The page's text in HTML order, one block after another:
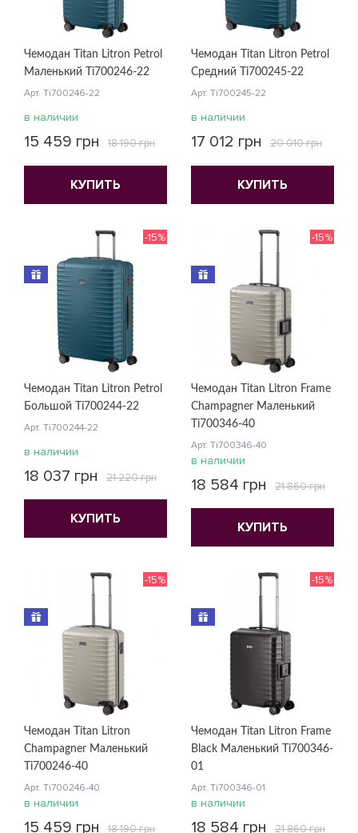
Чемодан Titan Litron Petrol
Маленький Ti700246-22
Арт. Ti700246-22
в наличии
15 459 грн 18 190 грн
КУПИТЬ
Чемодан Titan Litron Petrol
Средний Ti700245-22
Арт. Ti700245-22
в наличии
17 012 грн 20 010 грн
КУПИТЬ
Чемодан Titan Litron Petrol
Большой Ti700244-22
Арт. Ti700244-22
-15%
в наличии
18 037 грн 21 220 грн
КУПИТЬ
Чемодан Titan Litron Frame
Champagner Маленький
Ti700346-40
Арт. Ti700346-40
-15%
в наличии
18 584 грн 21 860 грн
КУПИТЬ
Чемодан Titan Litron
Champagner Маленький
Ti700246-40
Арт. Ti700246-40
-15%
в наличии
15 459 грн 18 190 грн
Чемодан Titan Litron Frame
Black Маленький Ti700346-
01
Арт. Ti700346-01
-15%
в наличии
18 584 грн 21 860 грн